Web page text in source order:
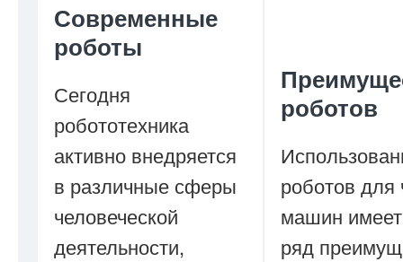
Современные
роботы
Сегодня
робототехника
активно внедряется
в различные сферы
человеческой
деятельности,
роботов
роботов для
машин
ряд